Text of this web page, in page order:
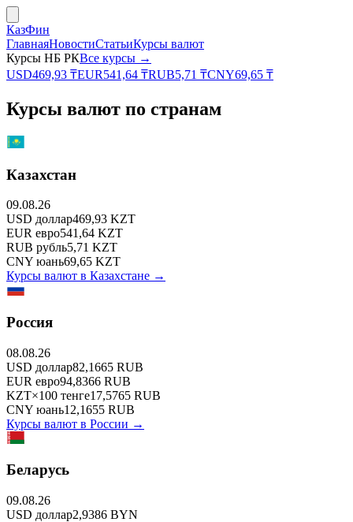
КазФин
ГлавнаяНовостиСтатьиКурсы валют
Курсы НБ РКВсе курсы →
USD469,93 ₸EUR541,64 ₸RUB5,71 ₸CNY69,65 ₸
Курсы валют по странам
Казахстан
09.08.26
USD доллар469,93 KZT
EUR евро541,64 KZT
RUB рубль5,71 KZT
CNY юань69,65 KZT
Курсы валют в Казахстане →
Россия
08.08.26
USD доллар82,1665 RUB
EUR евро94,8366 RUB
KZT×100 тенге17,5765 RUB
CNY юань12,1655 RUB
Курсы валют в России →
Беларусь
09.08.26
USD доллар2,9386 BYN